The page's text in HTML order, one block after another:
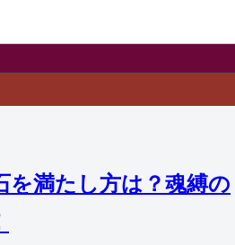
を満たし方は？魂縛の